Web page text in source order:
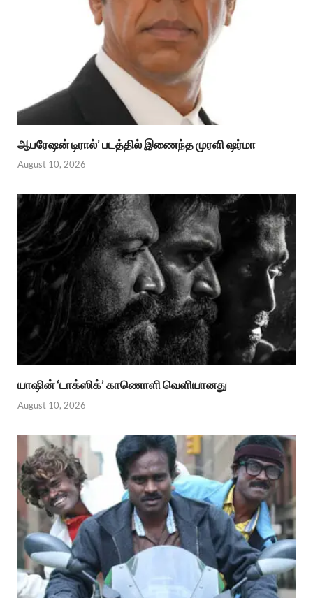
ஆபரேஷன் டிரால்’ படத்தில் இணைந்த முரளி ஷர்மா
August 10, 2026
யாஷின் ‘டாக்ஸிக்’ காணொளி வெளியானது
August 10, 2026